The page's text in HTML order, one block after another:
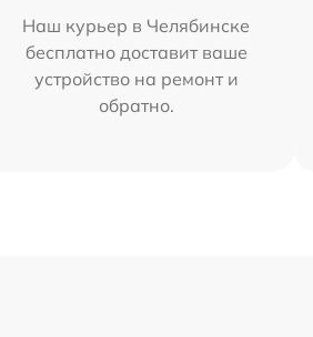
Наш курьер в Челябинске
бесплатно доставит ваше
устройство на ремонт и
обратно.